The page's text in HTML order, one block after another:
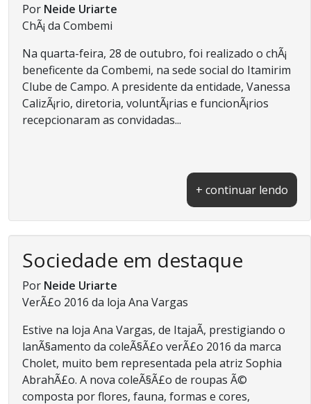
Por Neide Uriarte
ChÃ¡ da Combemi
Na quarta-feira, 28 de outubro, foi realizado o chÃ¡
beneficente da Combemi, na sede social do Itamirim
Clube de Campo. A presidente da entidade, Vanessa
CalizÃ¡rio, diretoria, voluntÃ¡rias e funcionÃ¡rios
recepcionaram as convidadas...
+ continuar lendo
Sociedade em destaque
Por Neide Uriarte
VerÃ£o 2016 da loja Ana Vargas
Estive na loja Ana Vargas, de ItajaÃ­, prestigiando o
lanÃ§amento da coleÃ§Ã£o verÃ£o 2016 da marca
Cholet, muito bem representada pela atriz Sophia
AbrahÃ£o. A nova coleÃ§Ã£o de roupas Ã©
composta por flores, fauna, formas e cores,